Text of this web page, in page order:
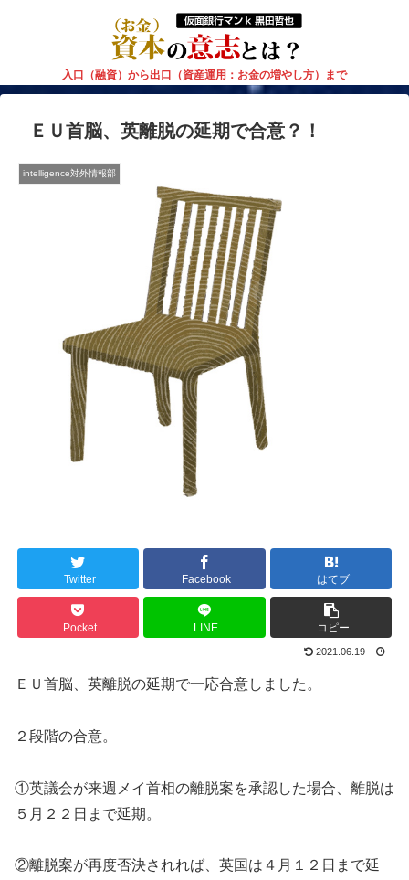
入口（融資）から出口（資産運用：お金の増やし方）まで
ＥＵ首脳、英離脱の延期で合意？！
intelligence対外情報部
Twitter Facebook はてブ
Pocket LINE コピー
2021.06.19
ＥＵ首脳、英離脱の延期で一応合意しました。
２段階の合意。
①英議会が来週メイ首相の離脱案を承認した場合、離脱は
５月２２日まで延期。
②離脱案が再度否決されれば、英国は４月１２日まで延